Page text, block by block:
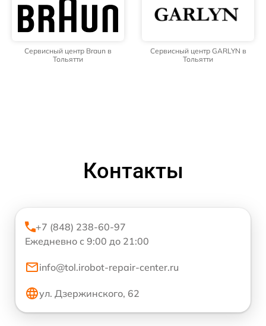
Сервисный центр Braun в
Тольятти
Сервисный центр GARLYN в
Тольятти
Контакты
+7 (848) 238-60-97
Ежедневно с 9:00 до 21:00
info@tol.irobot-repair-center.ru
ул. Дзержинского, 62